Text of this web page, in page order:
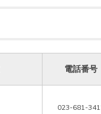
電話番号
023-681-